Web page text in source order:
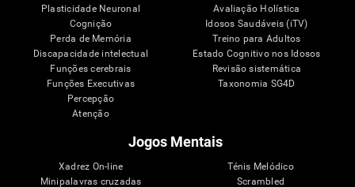
Plasticidade Neuronal
Cognição
Perda de Memória
Discapacidade intelectual
Funções cerebrais
Funções Executivas
Percepção
Atenção
Avaliação Holística
Idosos Saudáveis (iTV)
Treino para Adultos
Estado Cognitivo nos Idosos
Revisão sistemática
Taxonomia SG4D
Jogos Mentais
Xadrez On-line
Minipalavras cruzadas
Ténis Melódico
Scrambled